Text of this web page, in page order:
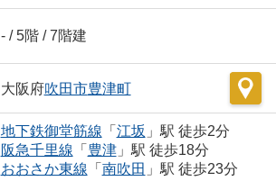
- / 5階 / 7階建
大阪府吹田市豊津町
地下鉄御堂筋線 「 江坂 」駅 徒歩2分
阪急千里線 「 豊津」駅 徒歩18分
おおさか東線 「 南吹田 」駅 徒歩23分